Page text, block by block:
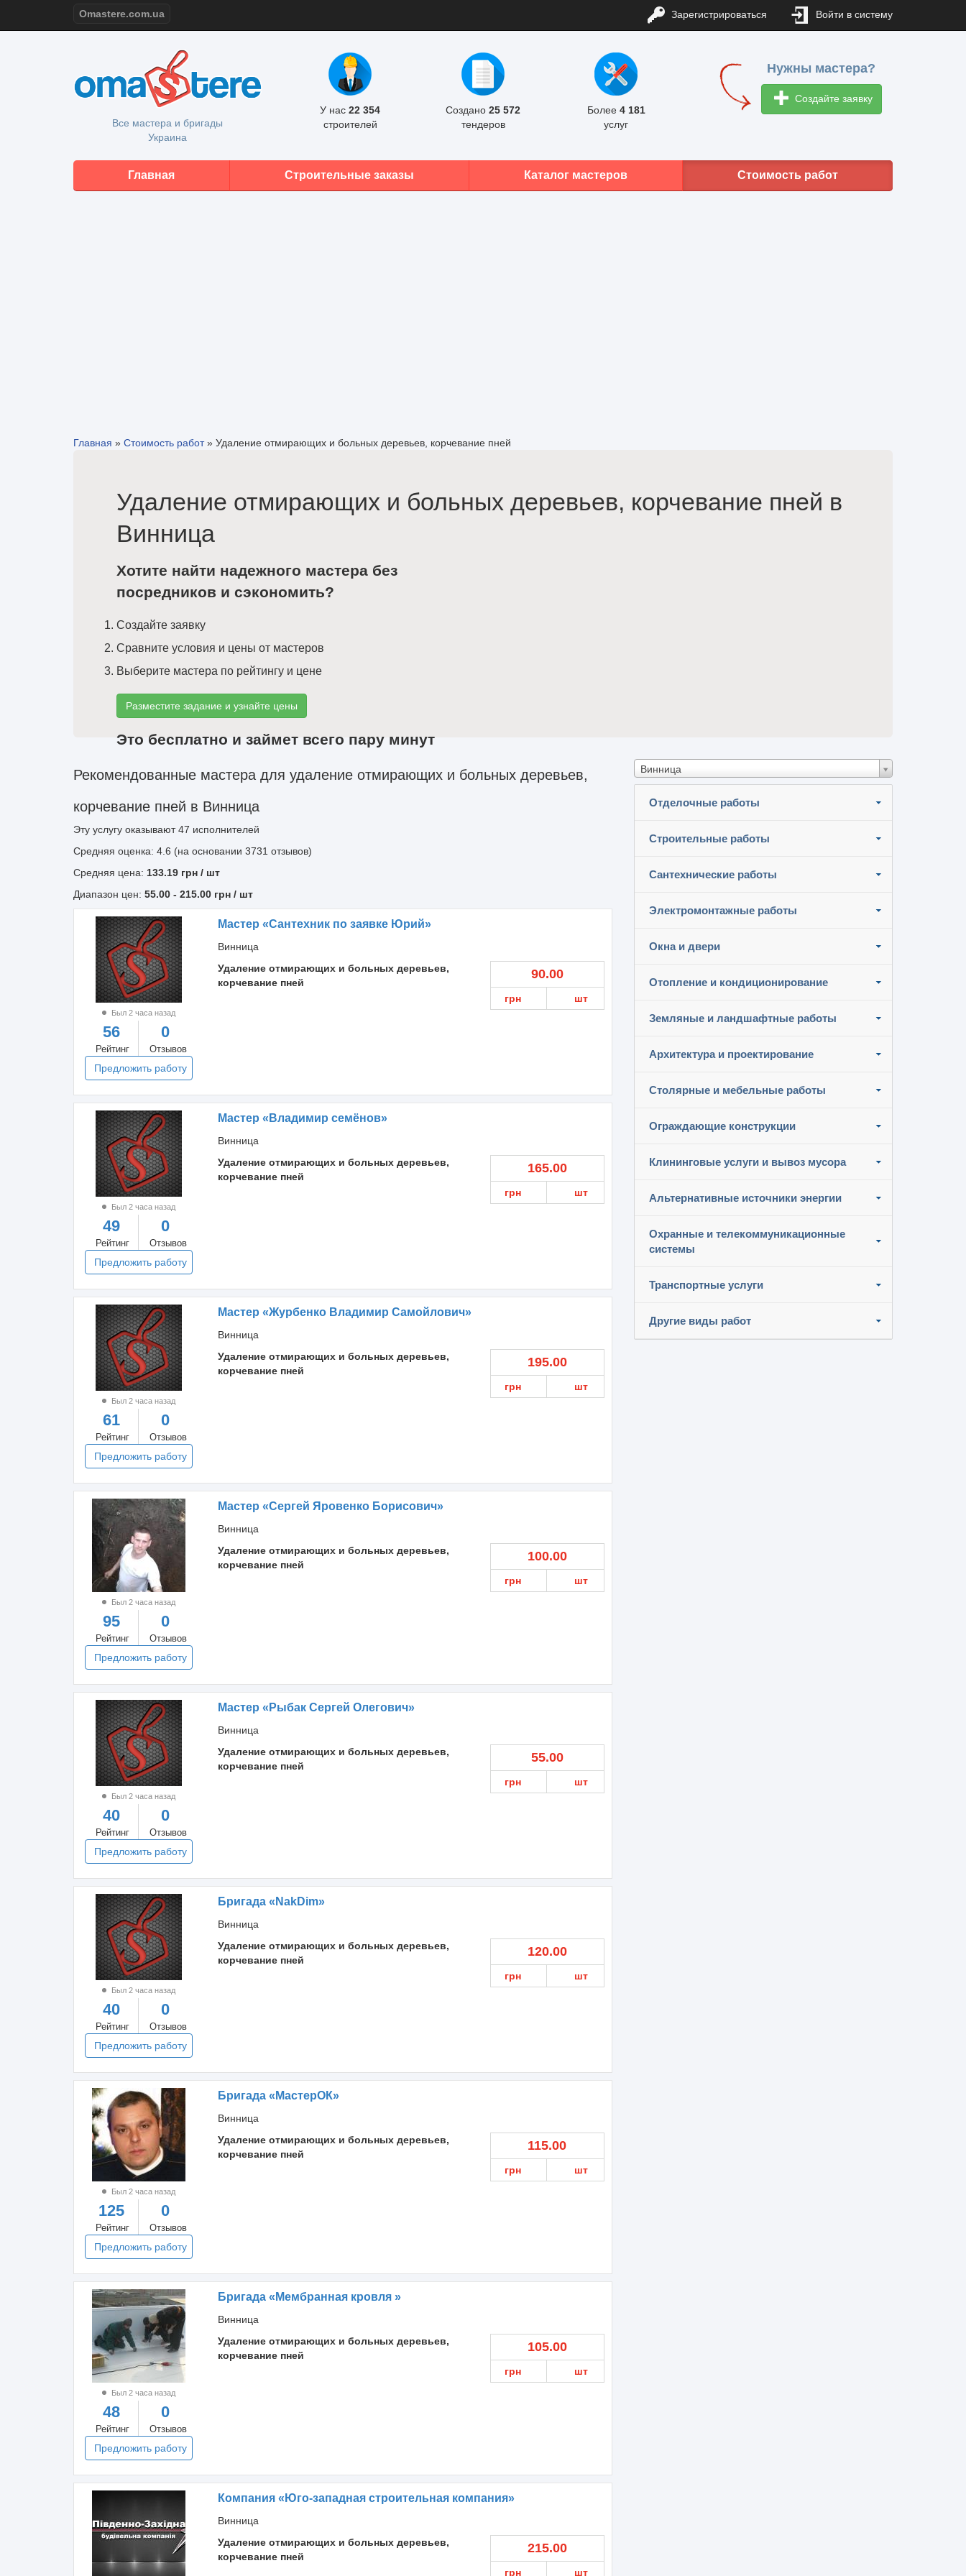
Omastere.com.ua Зарегистрироваться Войти в систему
Все мастера и бригады
Украина
У нас 22 354
строителей
Создано 25 572
тендеров
Более 4 181
услуг
Нужны мастера?
Создайте заявку
Главная Строительные заказы Каталог мастеров Стоимость работ
Главная » Стоимость работ» Удаление отмирающих и больных деревьев, корчевание пней
Удаление отмирающих и больных деревьев, корчевание пней в
Винница
Хотите найти надежного мастера без
посредников и сэкономить?
Создайте заявку
Сравните условия и цены от мастеров
Выберите мастера по рейтингу и цене
Разместите задание и узнайте цены
Это бесплатно и займет всего пару минут
Винница
Отделочные работы
Строительные работы
Сантехнические работы
Электромонтажные работы
Окна и двери
Отопление и кондиционирование
Земляные и ландшафтные работы
Архитектура и проектирование
Столярные и мебельные работы
Ограждающие конструкции
Клининговые услуги и вывоз мусора
Альтернативные источники энергии
Охранные и телекоммуникационные
системы
Транспортные услуги
Другие виды работ
Рекомендованные мастера для удаление отмирающих и больных деревьев,
корчевание пней в Винница
Эту услугу оказывают47 исполнителей
Средняя оценка: 4.6 (на основании 3731 отзывов)
Средняя цена: 133.19 грн / шт
Диапазон цен: 55.00 - 215.00 грн / шт
Был 2 часа назад
56
Рейтинг
0
Отзывов
Предложить работу
Мастер «Cантехник по заявке Юрий»
Винница
Удаление отмирающих и больных деревьев,
корчевание пней
90.00
грн шт
Был 2 часа назад
49
Рейтинг
0
Отзывов
Предложить работу
Мастер «Владимир семёнов»
Винница
Удаление отмирающих и больных деревьев,
корчевание пней
165.00
грн шт
Был 2 часа назад
61
Рейтинг
0
Отзывов
Предложить работу
Мастер «Журбенко Владимир Самойлович»
Винница
Удаление отмирающих и больных деревьев,
корчевание пней
195.00
грн шт
Был 2 часа назад
95
Рейтинг
0
Отзывов
Предложить работу
Мастер «Сергей Яровенко Борисович»
Винница
Удаление отмирающих и больных деревьев,
корчевание пней
100.00
грн шт
Был 2 часа назад
40
Рейтинг
0
Отзывов
Предложить работу
Мастер «Рыбак Сергей Олегович»
Винница
Удаление отмирающих и больных деревьев,
корчевание пней
55.00
грн шт
Был 2 часа назад
40
Рейтинг
0
Отзывов
Предложить работу
Бригада «NakDim»
Винница
Удаление отмирающих и больных деревьев,
корчевание пней
120.00
грн шт
Был 2 часа назад
125
Рейтинг
0
Отзывов
Предложить работу
Бригада «МастерОК»
Винница
Удаление отмирающих и больных деревьев,
корчевание пней
115.00
грн шт
Был 2 часа назад
48
Рейтинг
0
Отзывов
Предложить работу
Бригада «Мембранная кровля »
Винница
Удаление отмирающих и больных деревьев,
корчевание пней
105.00
грн шт
Компания «Юго-западная строительная компания»
Винница
Удаление отмирающих и больных деревьев,
корчевание пней
215.00
грн шт